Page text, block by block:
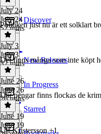
Discover
New Releases
In Progress
Starred
July 24
July 24
52 mins
Politiken just nu är ett solklart
July 3
July 3
32 mins
Det finns många som inte köpt
June 26
June 26
26 mins
Där pengar finns flockas de
June 19
June 19
Ulf Kristersson +1